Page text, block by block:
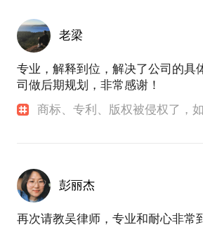
老梁
专业，解释到位，解决了公司的具
司做后期规划，非常感谢！
商标、专利、版权被侵权了，
彭丽杰
再次请教吴律师，专业和耐心非常